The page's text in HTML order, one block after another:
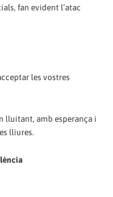
fan evident l’atac
les vostres
lluitant, amb esperança i
lliures.